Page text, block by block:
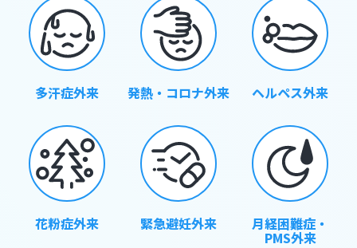
多汗症外来 発熱・コロナ外来 ヘルペス外来
花粉症外来 緊急避妊外来 月経困難症・
PMS外来